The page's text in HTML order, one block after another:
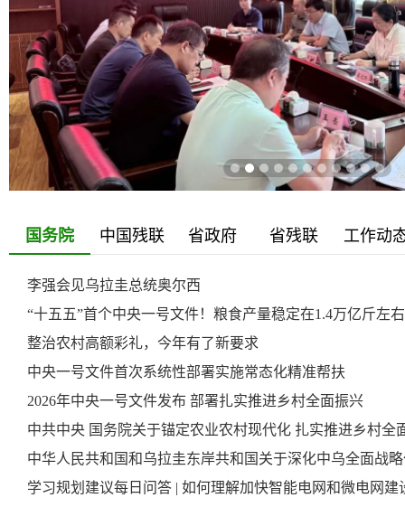
国务院 中国残联 省政府 省残联 工作动
李强会见乌拉圭总统奥尔西
“十五五”首个中央一号文件！粮食产量稳定在1.4万亿斤左右
整治农村高额彩礼，今年有了新要求
中央一号文件首次系统性部署实施常态化精准帮扶
2026年中央一号文件发布 部署扎实推进乡村全面振兴
中共中央 国务院关于锚定农业农村现代化 扎实推进乡村全
学习规划建议每日问答 | 如何理解加快智能电网和微电网建